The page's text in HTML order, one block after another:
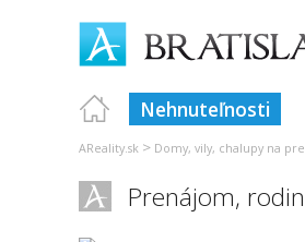
Nehnuteľnosti
AReality.sk > Domy, vily, chalupy na
Prenájom,